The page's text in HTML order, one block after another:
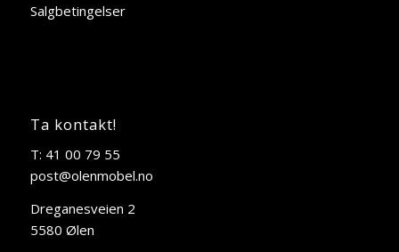
Salgbetingelser
Ta kontakt!
T: 41 00 79 55
post@olenmobel.no
Dreganesveien 2
5580 Ølen